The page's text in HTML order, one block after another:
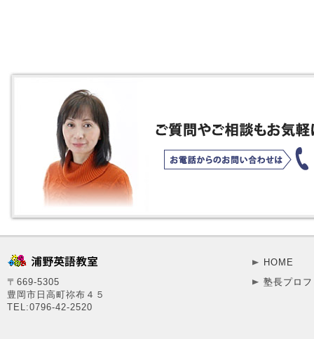
〒669-5305
豊岡市日高町祢布４５
TEL:0796-42-2520
HOME
塾長プロ